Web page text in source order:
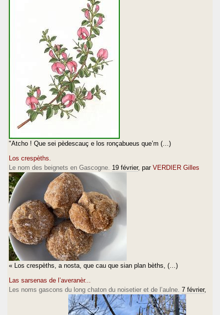
"Atcho ! Que sei pèdescauç e los ronçabueus que’m (…)
Los crespèths.
Le nom des beignets en Gascogne. 19 février, par VERDIER Gilles
« Los crespèths, a nosta, que cau que sian plan bèths, (…)
Las sarsenas de l’averanèr...
Les noms gascons du long chaton du noisetier et de l’aulne. 7 février,